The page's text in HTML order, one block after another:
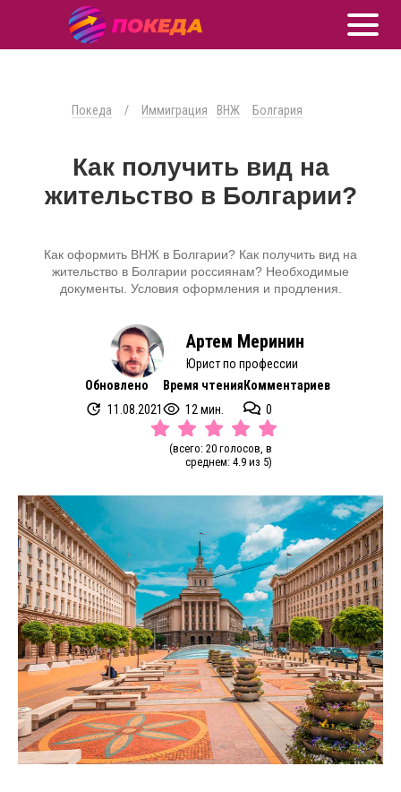
Покеда / Иммиграция ВНЖ Болгария
Как получить вид на
жительство в Болгарии?
Как оформить ВНЖ в Болгарии? Как получить вид на
жительство в Болгарии россиянам? Необходимые
документы. Условия оформления и продления.
Артем Меринин
Юрист по профессии
Обновлено
11.08.2021
Время чтения
12 мин.
Комментариев
0
(всего: 20 голосов, в
среднем: 4.9 из 5)